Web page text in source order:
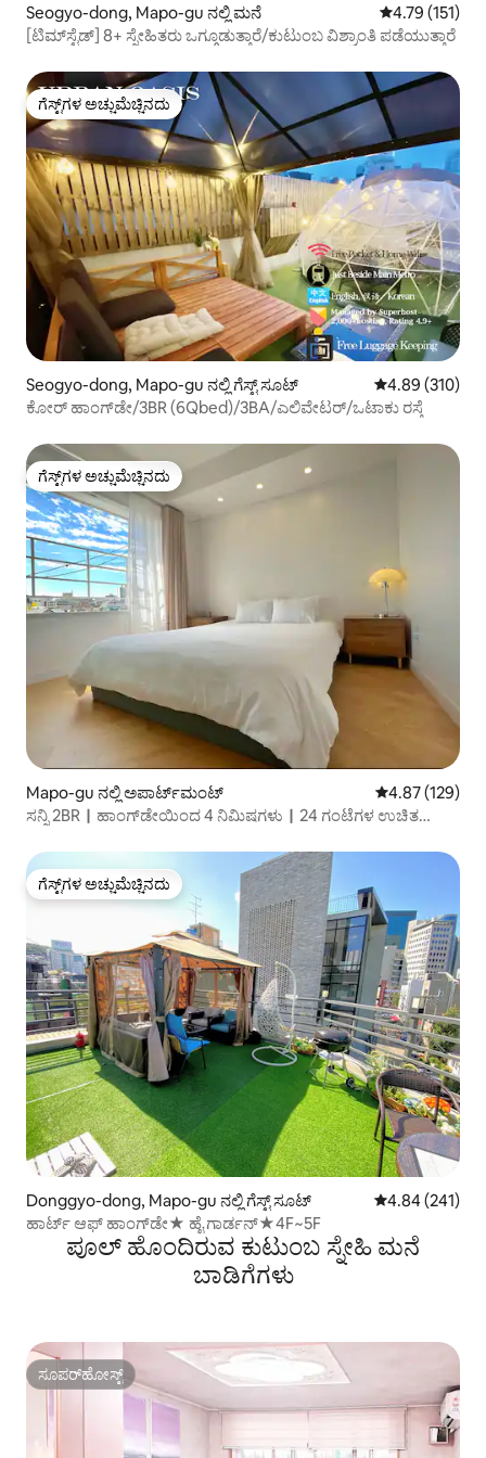
Seogyo-dong, Mapo-gu ನಲ್ಲಿ ಮನೆ 5 ರಲ್ಲಿ 4.79
4.79 (151)
[ಟಿಮ್‌ಸ್ಟೆಡ್] 8+ ಸ್ನೇಹಿತರು ಒಗ್ಗೂಡುತ್ತಾರೆ/ಕುಟುಂಬ ವಿಶ್ರಾಂತಿ ಪಡೆಯುತ್ತಾರೆ
ಗೆಸ್ಟ್‌ಗಳ ಅಚ್ಚುಮೆಚ್ಚಿನದು
ಗೆಸ್ಟ್‌ಗಳ ಅಚ್ಚುಮೆಚ್ಚಿನದು
Seogyo-dong, Mapo-gu ನಲ್ಲಿ ಗೆಸ್ಟ್ ಸೂಟ್ 5 ರಲ್ಲಿ 4.89
4.89 (310)
ಕೋರ್ ಹಾಂಗ್‌ಡೇ/3BR (6Qbed)/3BA/ಎಲಿವೇಟರ್/ಒಟಾಕು ರಸ್ತೆ
ಗೆಸ್ಟ್‌ಗಳ ಅಚ್ಚುಮೆಚ್ಚಿನದು
ಗೆಸ್ಟ್‌ಗಳ ಅಚ್ಚುಮೆಚ್ಚಿನದು
Mapo-gu ನಲ್ಲಿ ಅಪಾರ್ಟ್‌ಮಂಟ್ 5 ರಲ್ಲಿ 4.87
4.87 (129)
ಸನ್ನಿ 2BR｜ಹಾಂಗ್‌ಡೇಯಿಂದ 4 ನಿಮಿಷಗಳು｜24 ಗಂಟೆಗಳ ಉಚಿತ
ಗೆಸ್ಟ್‌ಗಳ ಅಚ್ಚುಮೆಚ್ಚಿನದು
ಗೆಸ್ಟ್‌ಗಳ ಅಚ್ಚುಮೆಚ್ಚಿನದು
Donggyo-dong, Mapo-gu ನಲ್ಲಿ ಗೆಸ್ಟ್ ಸೂಟ್ 5 ರಲ್ಲಿ 4.84
4.84 (241)
ಹಾರ್ಟ್ ಆಫ್ ಹಾಂಗ್‌ಡೇ★ ಹೈ ಗಾರ್ಡನ್★4F~5F
ಪೂಲ್ ಹೊಂದಿರುವ ಕುಟುಂಬ ಸ್ನೇಹಿ ಮನೆ
ಬಾಡಿಗೆಗಳು
ಸೂಪರ್‌ಹೋಸ್ಟ್
ಸೂಪರ್‌ಹೋಸ್ಟ್